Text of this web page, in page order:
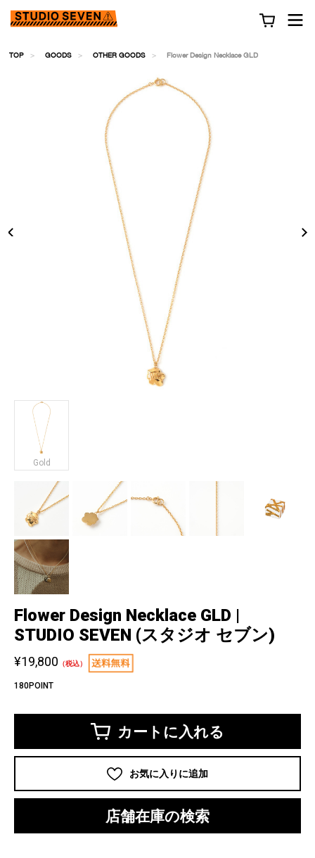
TOP GOODS OTHER GOODS Flower Design Necklace GLD
Gold
Flower Design Necklace GLD |
STUDIO SEVEN (スタジオ セブン)
¥19,800 （税込）
180POINT
カートに入れる
お気に入りに追加
店舗在庫の検索